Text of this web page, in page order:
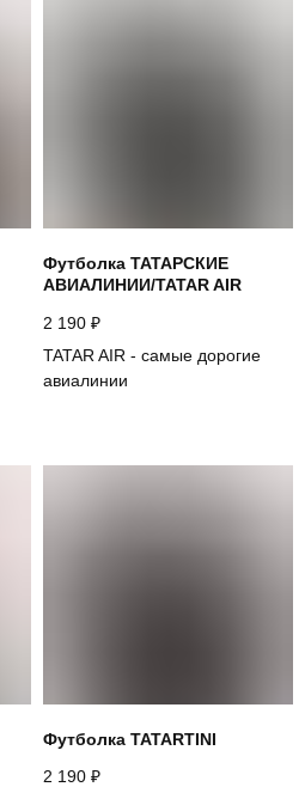
Футболка ТАТАРСКИЕ
АВИАЛИНИИ/TATAR AIR
2 190 ₽
TATAR AIR - самые дорогие
авиалинии
Футболка TATARTINI
2 190 ₽